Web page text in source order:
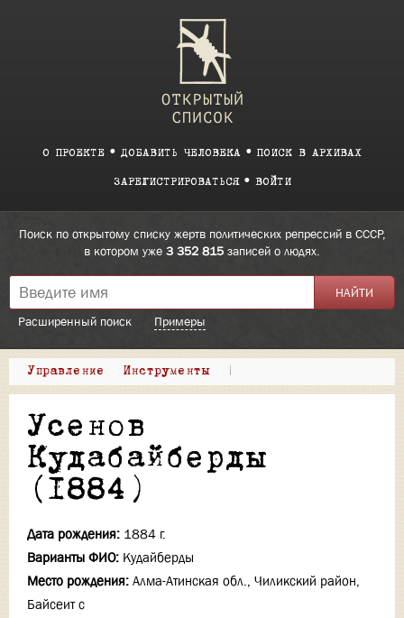
О ПРОЕКТЕ ДОБАВИТЬ ЧЕЛОВЕКА ПОИСК В АРХИВАХ
ЗАРЕГИСТРИРОВАТЬСЯ ВОЙТИ
Поиск по открытому списку жертв политических репрессий в СССР,
в котором уже 3 352 815 записей о людях.
Расширенный поиск Примеры
Управление Инструменты |
Усенов
Кудабайберды
(1884)
Дата рождения: 1884 г.
Варианты ФИО: Кудайберды
Место рождения: Алма-Атинская обл., Чиликский район,
Байсеит с